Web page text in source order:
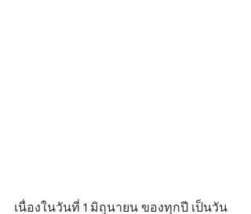
เนื่องในวันที่ 1 มิถุนายน ของทุกปี เป็นวัน